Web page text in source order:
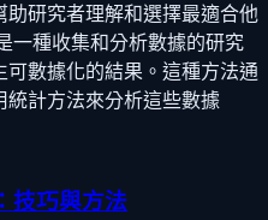
研究者理解和選擇最適合他
一種收集和分析數據的研究
數據化的結果。這種方法通
統計方法來分析這些數據
技巧與方法